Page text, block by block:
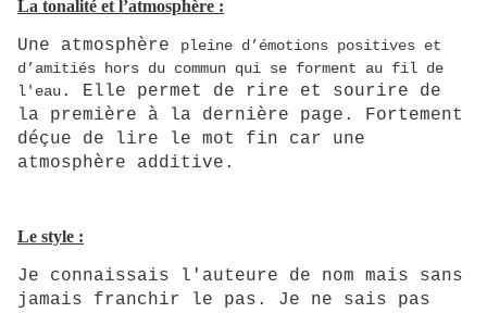
La tonalité et l’atmosphère :
Une atmosphère
pleine d’émotions positives et
d’amitiés hors du commun qui se forment au fil de
l'eau. Elle permet de rire et sourire de
la première à la dernière page. Fortement
déçue de lire le mot fin car une
atmosphère additive.
Le style :
Je connaissais l'auteure de nom mais sans
jamais franchir le pas. Je ne sais pas